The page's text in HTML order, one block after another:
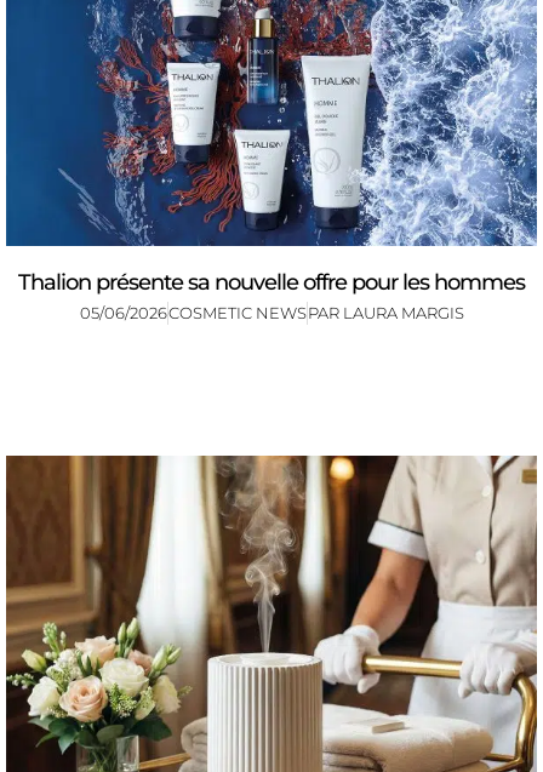
Thalion présente sa nouvelle offre pour les hommes
05/06/2026COSMETIC NEWSPAR LAURA MARGIS